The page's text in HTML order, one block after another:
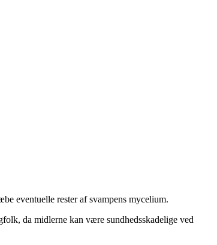
eventuelle rester af svampens mycelium.
da midlerne kan være sundhedsskadelige ved